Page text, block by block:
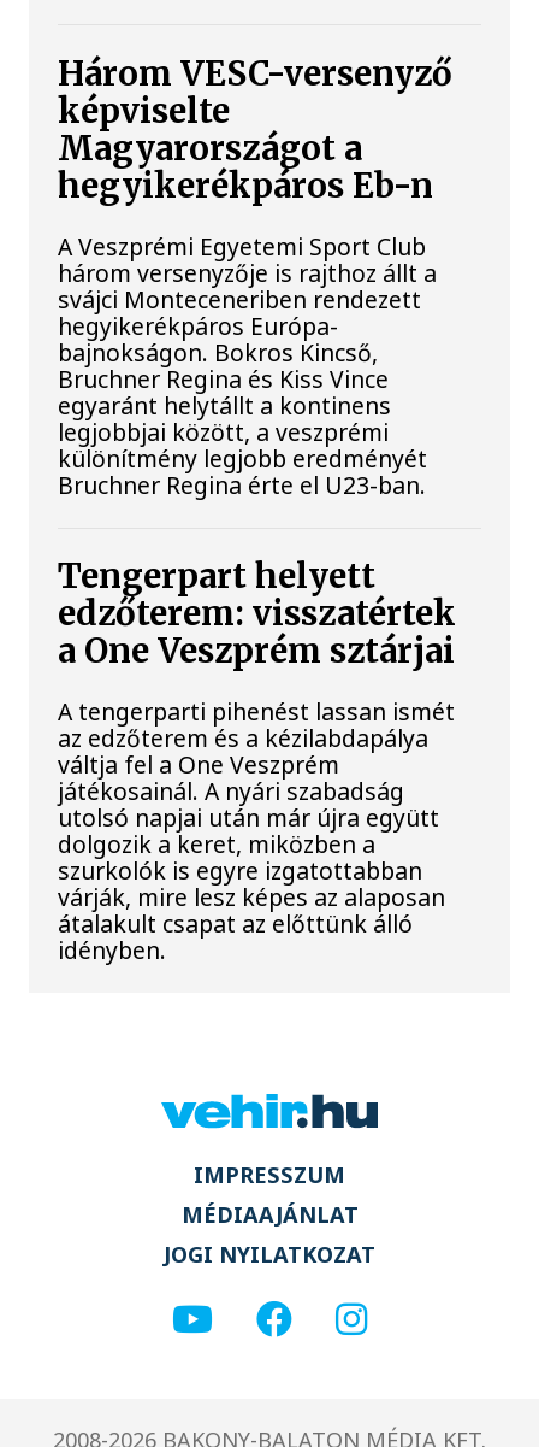
Három VESC-versenyző
képviselte
Magyarországot a
hegyikerékpáros Eb-n
A Veszprémi Egyetemi Sport Club
három versenyzője is rajthoz állt a
svájci Monteceneriben rendezett
hegyikerékpáros Európa-
bajnokságon. Bokros Kincső,
Bruchner Regina és Kiss Vince
egyaránt helytállt a kontinens
legjobbjai között, a veszprémi
különítmény legjobb eredményét
Bruchner Regina érte el U23-ban.
Tengerpart helyett
edzőterem: visszatértek
a One Veszprém sztárjai
A tengerparti pihenést lassan ismét
az edzőterem és a kézilabdapálya
váltja fel a One Veszprém
játékosainál. A nyári szabadság
utolsó napjai után már újra együtt
dolgozik a keret, miközben a
szurkolók is egyre izgatottabban
várják, mire lesz képes az alaposan
átalakult csapat az előttünk álló
idényben.
IMPRESSZUM
MÉDIAAJÁNLAT
JOGI NYILATKOZAT
2008-2026 BAKONY-BALATON MÉDIA KFT.